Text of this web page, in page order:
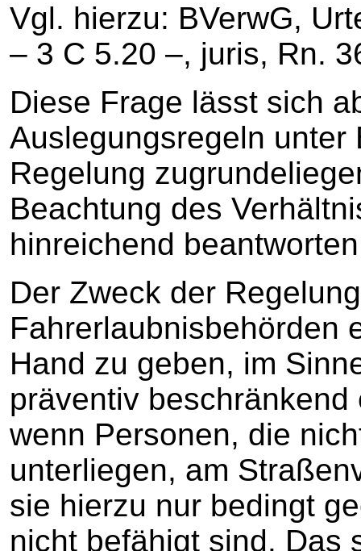
Vgl. hierzu: BVerwG,
– 3 C 5.20 –, juris, Rn.
Diese Frage lässt sich
Auslegungsregeln
Regelung
Beachtung des
hinreichend
Der Zweck der
Fahrerlaubnisbehörden
Hand zu geben, im
präventiv
wenn Personen, die
unterliegen, am
sie hierzu nur bedingt
nicht befähigt sind. Das